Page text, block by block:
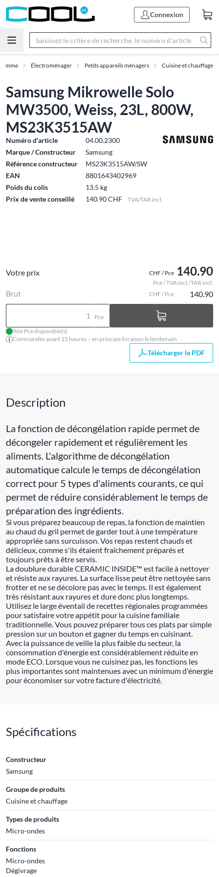
Connexion
Électroménager Petits appareils ménagers Cuisine et chauffage
Samsung Mikrowelle Solo
MW3500, Weiss, 23L, 800W,
MS23K3515AW
Numéro d'article
04.00.2300
Marque / Constructeur
Samsung
Référence constructeur
MS23K3515AW/SW
EAN
8801643402969
Poids du colis
13.5 kg
Prix de vente conseillé
140.90 CHF TVA/TAR incl.
Votre prix CHF / Pce 140.90
Pce / TVA incl./TAR incl.
Brut CHF / Pce 140.90
Pce
966 Pce disponible(s)
Commandes avant 15 heures – en principe livraison le lendemain
Télécharger le PDF
Description
La fonction de décongélation rapide permet de
décongeler rapidement et régulièrement les
aliments. L'algorithme de décongélation
automatique calcule le temps de décongélation
correct pour 5 types d'aliments courants, ce qui
permet de réduire considérablement le temps de
préparation des ingrédients.
Si vous préparez beaucoup de repas, la fonction de maintien
au chaud du gril permet de garder tout à une température
appropriée sans surcuisson. Vos repas restent chauds et
délicieux, comme s'ils étaient fraîchement préparés et
toujours prêts à être servis.
La doublure durable CERAMIC INSIDE™ est facile à nettoyer
et résiste aux rayures. La surface lisse peut être nettoyée sans
frotter et ne se décolore pas avec le temps. Il est également
très résistant aux rayures et dure donc plus longtemps.
Utilisez le large éventail de recettes régionales programmées
pour satisfaire votre appétit pour la cuisine familiale
traditionnelle. Vous pouvez préparer tous ces plats par simple
pression sur un bouton et gagner du temps en cuisinant.
Avec la puissance de veille la plus faible du secteur, la
consommation d'énergie est considérablement réduite en
mode ECO. Lorsque vous ne cuisinez pas, les fonctions les
plus importantes sont maintenues avec un minimum d'énergie
pour économiser sur votre facture d'électricité.
Spécifications
Constructeur
Samsung
Groupe de produits
Cuisine et chauffage
Types de produits
Micro-ondes
Fonctions
Micro-ondes
Dégivrage